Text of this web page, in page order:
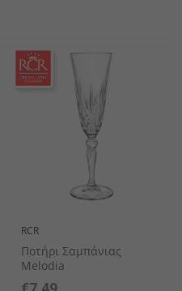
RCR
Ποτήρι Σαμπάνιας
Melodia